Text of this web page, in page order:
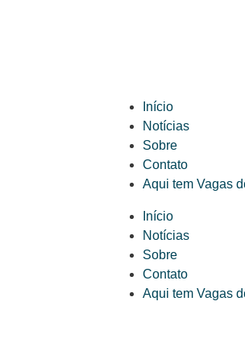
Início
Notícias
Sobre
Contato
Aqui tem Vagas
Início
Notícias
Sobre
Contato
Aqui tem Vagas